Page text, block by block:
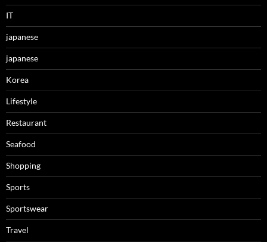
IT
japanese
japanese
Korea
Lifestyle
Restaurant
Seafood
Shopping
Sports
Sportswear
Travel